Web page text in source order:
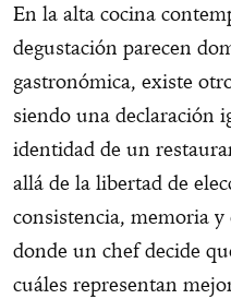
En la alta cocina
degustación parecen
gastronómica, existe
siendo una declaración
identidad de un
allá de la libertad de
consistencia, memoria
donde un chef decide
cuáles representan